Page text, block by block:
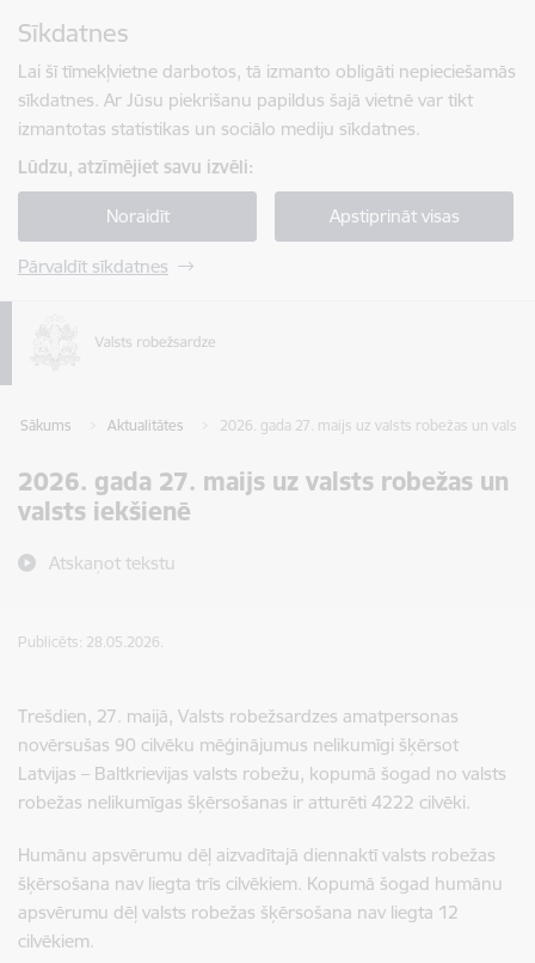
Sīkdatnes
Lai šī tīmekļvietne darbotos, tā izmanto obligāti nepieciešamās
sīkdatnes. Ar Jūsu piekrišanu papildus šajā vietnē var tikt
izmantotas statistikas un sociālo mediju sīkdatnes.
Lūdzu, atzīmējiet savu izvēli:
Noraidīt Apstiprināt visas
Pārvaldīt sīkdatnes
Sākums Aktualitātes 2026. gada 27. maijs uz valsts robežas un valsts
2026. gada 27. maijs uz valsts robežas un
valsts iekšienē
Atskaņot tekstu
Publicēts: 28.05.2026.
Trešdien, 27. maijā, Valsts robežsardzes amatpersonas
novērsušas 90 cilvēku mēģinājumus nelikumīgi šķērsot
Latvijas – Baltkrievijas valsts robežu, kopumā šogad no valsts
robežas nelikumīgas šķērsošanas ir atturēti 4222 cilvēki.
Humānu apsvērumu dēļ aizvadītajā diennaktī valsts robežas
šķērsošana nav liegta trīs cilvēkiem. Kopumā šogad humānu
apsvērumu dēļ valsts robežas šķērsošana nav liegta 12
cilvēkiem.